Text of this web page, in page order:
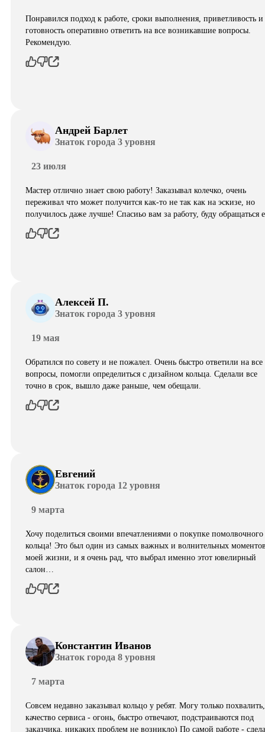
Понравился подход к работе, сроки выполнения, приветливость и
готовность оперативно ответить на все возникавшие вопросы.
Рекомендую.
Андрей Барлет
Знаток города 3 уровня
23 июля
Мастер отлично знает свою работу! Заказывал колечко, очень
переживал что может получится как-то не так как на эскизе, но
получилось даже лучше! Спасиьо вам за работу, буду обращаться
Алексей П.
Знаток города 3 уровня
19 мая
Обратился по совету и не пожалел. Очень быстро ответили на все
вопросы, помогли определиться с дизайном кольца. Сделали все
точно в срок, вышло даже раньше, чем обещали.
Евгений
Знаток города 12 уровня
9 марта
Хочу поделиться своими впечатлениями о покупке помолвочного
кольца! Это был один из самых важных и волнительных
моей жизни, и я очень рад, что выбрал именно этот ювелирный
салон…
Константин Иванов
Знаток города 8 уровня
7 марта
Совсем недавно заказывал кольцо у ребят. Могу только похвалить,
качество сервиса - огонь, быстро отвечают, подстраиваются под
заказчика, никаких проблем не возникло) По самой работе -